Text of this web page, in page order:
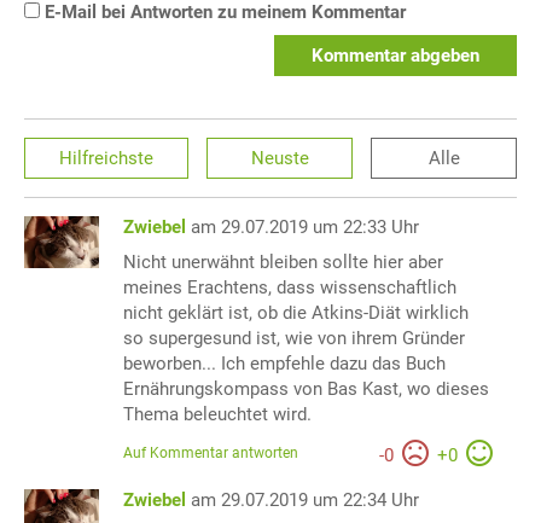
E-Mail bei Antworten zu meinem Kommentar
Kommentar abgeben
Hilfreichste Neuste Alle
Zwiebel am 29.07.2019 um 22:33 Uhr
Nicht unerwähnt bleiben sollte hier aber
meines Erachtens, dass wissenschaftlich
nicht geklärt ist, ob die Atkins-Diät wirklich
so supergesund ist, wie von ihrem Gründer
beworben... Ich empfehle dazu das Buch
Ernährungskompass von Bas Kast, wo dieses
Thema beleuchtet wird.
-0 +0
Auf Kommentar antworten
Zwiebel am 29.07.2019 um 22:34 Uhr